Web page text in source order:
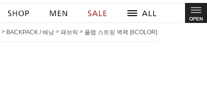
> BACKPACK / 배낭 > 패브릭 > 플랩 스트링 백팩 [6COLOR]